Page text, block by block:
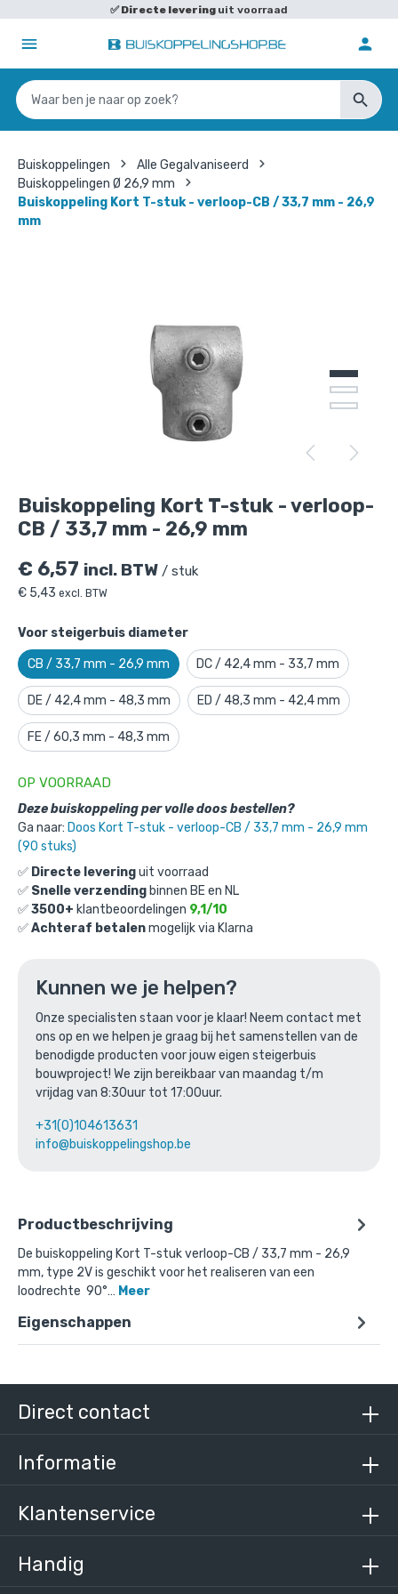
✅Directe levering uit voorraad
Buiskoppelingen
Alle Gegalvaniseerd
Buiskoppelingen Ø 26,9 mm
Buiskoppeling Kort T-stuk - verloop-CB / 33,7 mm - 26,9
mm
Buiskoppeling Kort T-stuk - verloop-
CB / 33,7 mm - 26,9 mm
€ 6,57 incl. BTW / stuk
€ 5,43 excl. BTW
Voor steigerbuis diameter
CB / 33,7 mm - 26,9 mm DC / 42,4 mm - 33,7 mm
DE / 42,4 mm - 48,3 mm ED / 48,3 mm - 42,4 mm
FE / 60,3 mm - 48,3 mm
OP VOORRAAD
Deze buiskoppeling per volle doos bestellen?
Ga naar: Doos Kort T-stuk - verloop-CB / 33,7 mm - 26,9 mm
(90 stuks)
✅ Directe leveringuit voorraad
✅ Snelle verzending binnen BE en NL
✅3500+ klantbeoordelingen 9,1/10
✅Achteraf betalenmogelijk via Klarna
Kunnen we je helpen?
Onze specialisten staan voor je klaar! Neem contact met
ons op en we helpen je graag bij het samenstellen van de
benodigde producten voor jouw eigen steigerbuis
bouwproject! We zijn bereikbaar van maandag t/m
vrijdag van 8:30uur tot 17:00uur.
+31(0)104613631
info@buiskoppelingshop.be
Productbeschrijving
De buiskoppeling Kort T-stuk verloop-CB / 33,7 mm - 26,9
mm, type 2V is geschikt voor het realiseren van een
loodrechte 90°… Meer
Eigenschappen
33,7 mm - 26,9 mmis toegevoegd aan je
winkelmandje
Buiskoppeling Kort T-stuk - verloop-
CB / 33,7 mm - 26,9 mm
Productnummer: 101002CB
€6,57 incl. BTW/ stuk
€5,43 excl. BTW
Ga naar winkelmandje
of verder winkelen
Bovenstaande product wordt vaak
gecombineerd met:
Doos Kort T-stuk - verloop-CB / 33,7 mm - 26,9
mm (90 stuks)
Direct contact
Informatie
Klantenservice
Handig